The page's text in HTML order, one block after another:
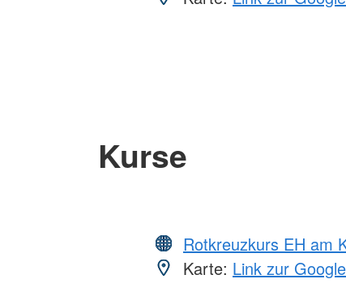
Kurse
Rotkreuzkurs EH am
Karte: Link zur